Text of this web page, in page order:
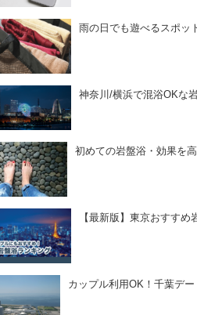
雨の日でも遊べるスポッ
神奈川/横浜で混浴OKな
初めての岩盤浴・効果を
【最新版】東京おすす
カップル利用OK！千葉デ